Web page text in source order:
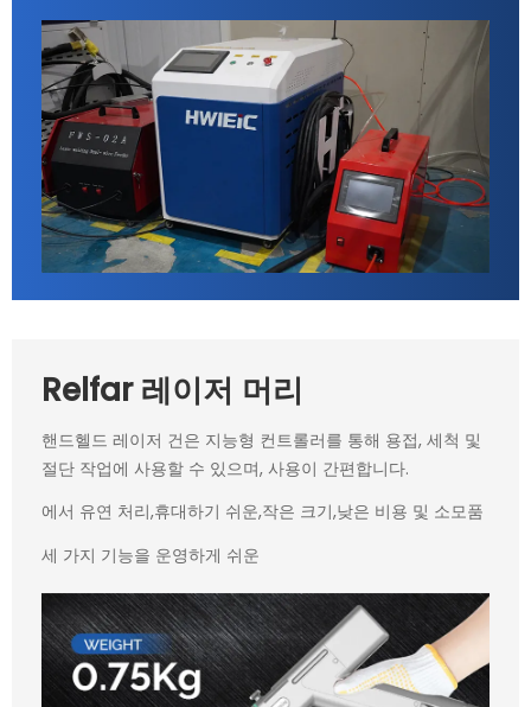
Relfar 레이저 머리
핸드헬드 레이저 건은 지능형 컨트롤러를 통해 용접, 세척 및
절단 작업에 사용할 수 있으며, 사용이 간편합니다.
에서 유연 처리,휴대하기 쉬운,작은 크기,낮은 비용 및 소모품
세 가지 기능을 운영하게 쉬운